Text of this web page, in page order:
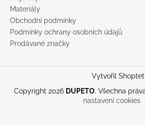
Materiály
Obchodní podmínky
Podmínky ochrany osobních údajů
Prodávané značky
Vytvořil Shoptet
Copyright 2026 DUPETO. Všechna
nastavení cookies